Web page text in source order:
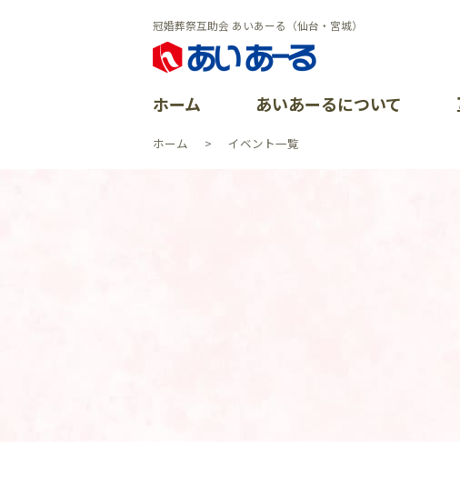
冠婚葬祭互助会 あいあーる（仙台・宮城）
ホーム あいあーるについて
ホーム イベント一覧